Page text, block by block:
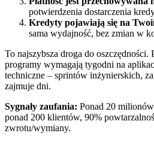
potwierdzenia dostarczenia
Kredyty pojawiają się na
sama wydajność, bez zmian w
To najszybsza droga do oszczędności.
programy wymagają tygodni na
techniczne – sprintów inżynierskich,
zajmuje dni.
Sygnały zaufania: Ponad 20
ponad 200 klientów, 90%
zwrotu/wymiany.